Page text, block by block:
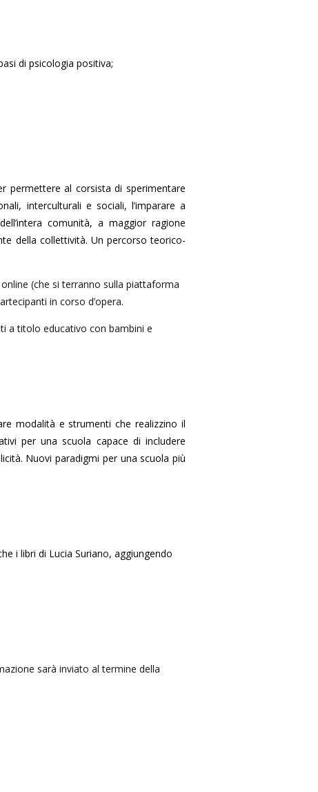
di psicologia positiva;
permettere al corsista di sperimentare
interculturali e sociali, l’imparare a
comunità, a maggior ragione
della collettività. Un percorso teorico-
(che si terranno sulla piattaforma
in corso d’opera.
a titolo educativo con bambini e
modalità e strumenti che realizzino il
per una scuola capace di includere
Nuovi paradigmi per una scuola più
i libri di Lucia Suriano, aggiungendo
sarà inviato al termine della